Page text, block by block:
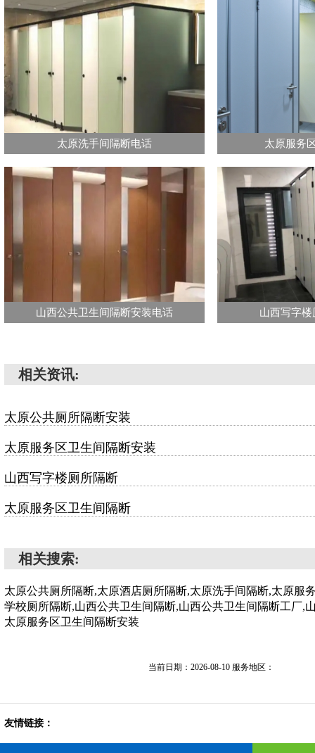
太原洗手间隔断电话 太原服务
山西公共卫生间隔断安装电话 山西写字
相关资讯:
太原公共厕所隔断安装
太原服务区卫生间隔断安装
山西写字楼厕所隔断
太原服务区卫生间隔断
相关搜索:
太原公共厕所隔断,太原酒店厕所隔断,太原洗手间隔断,太原服
学校厕所隔断,山西公共卫生间隔断,山西公共卫生间隔断工厂,
太原服务区卫生间隔断安装
当前日期：2026-08-10 服务地区：
友情链接：